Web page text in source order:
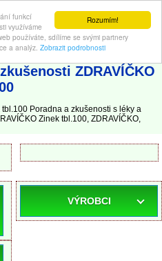
Rozumím!
funkcí
využíváme
používáte, sdílíme se svými partnery
a analýz. Zobrazit podrobnosti
s léky a léčbou nemocí
ZDRAVÍČKO
tbl.100 Poradna a zkušenosti s léky a
Zinek tbl.100, ZDRAVÍČKO,
VÝROBCI